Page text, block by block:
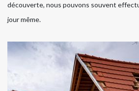
découverte, nous pouvons souvent
jour même.